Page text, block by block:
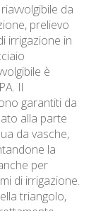
da
prelievo
irrigazione in
è
Il
garantiti da
alla parte
da vasche,
la
per
di irrigazione.
triangolo,